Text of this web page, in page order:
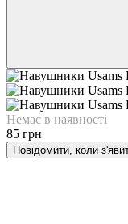
Немає в наявності
85 грн
Повідомити, коли